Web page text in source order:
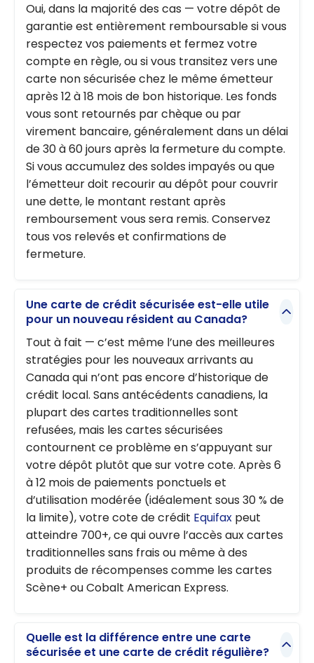
Oui, dans la majorité des cas — votre dépôt de
garantie est entièrement remboursable si vous
respectez vos paiements et fermez votre
compte en règle, ou si vous transitez vers une
carte non sécurisée chez le même émetteur
après 12 à 18 mois de bon historique. Les fonds
vous sont retournés par chèque ou par
virement bancaire, généralement dans un délai
de 30 à 60 jours après la fermeture du compte.
Si vous accumulez des soldes impayés ou que
l’émetteur doit recourir au dépôt pour couvrir
une dette, le montant restant après
remboursement vous sera remis. Conservez
tous vos relevés et confirmations de
fermeture.
Une carte de crédit sécurisée est-elle utile
pour un nouveau résident au Canada?
Tout à fait — c’est même l’une des meilleures
stratégies pour les nouveaux arrivants au
Canada qui n’ont pas encore d’historique de
crédit local. Sans antécédents canadiens, la
plupart des cartes traditionnelles sont
refusées, mais les cartes sécurisées
contournent ce problème en s’appuyant sur
votre dépôt plutôt que sur votre cote. Après 6
à 12 mois de paiements ponctuels et
d’utilisation modérée (idéalement sous 30 % de
la limite), votre cote de crédit Equifax peut
atteindre 700+, ce qui ouvre l’accès aux cartes
traditionnelles sans frais ou même à des
produits de récompenses comme les cartes
Scène+ ou Cobalt American Express.
Quelle est la différence entre une carte
sécurisée et une carte de crédit régulière?